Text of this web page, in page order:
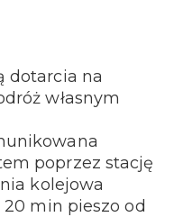
dotarcia na
własnym
poprzez stację
kolejowa
20 min pieszo od